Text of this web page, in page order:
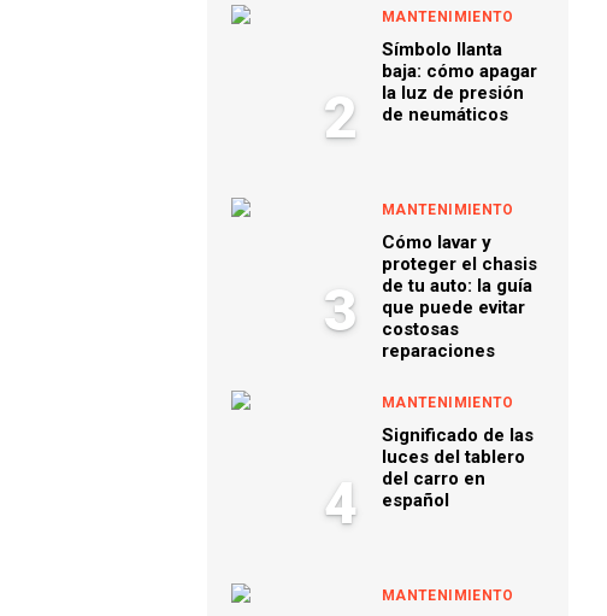
2
MANTENIMIENTO
Símbolo llanta
baja: cómo apagar
la luz de presión
de neumáticos
3
MANTENIMIENTO
Cómo lavar y
proteger el chasis
de tu auto: la guía
que puede evitar
costosas
reparaciones
4
MANTENIMIENTO
Significado de las
luces del tablero
del carro en
español
MANTENIMIENTO